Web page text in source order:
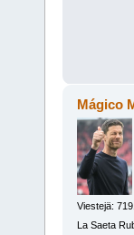
Mágico
Viestejä:
La Saeta